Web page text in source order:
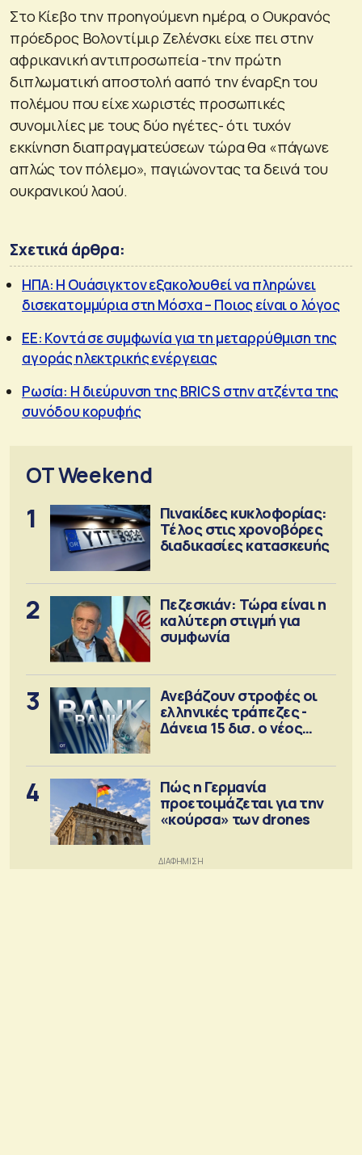
Στο Κίεβο την προηγούμενη ημέρα, ο Ουκρανός
πρόεδρος Βολοντίμιρ Ζελένσκι είχε πει στην
αφρικανική αντιπροσωπεία -την πρώτη
διπλωματική αποστολή ααπό την έναρξη του
πολέμου που είχε χωριστές προσωπικές
συνομιλίες με τους δύο ηγέτες- ότι τυχόν
εκκίνηση διαπραγματεύσεων τώρα θα «πάγωνε
απλώς τον πόλεμο», παγιώνοντας τα δεινά του
ουκρανικού λαού.
Σχετικά άρθρα:
ΗΠΑ: Η Ουάσιγκτον εξακολουθεί να πληρώνει
δισεκατομμύρια στη Μόσχα – Ποιος είναι ο λόγος
ΕΕ: Κοντά σε συμφωνία για τη μεταρρύθμιση της
αγοράς ηλεκτρικής ενέργειας
Ρωσία: Η διεύρυνση της BRICS στην ατζέντα της
συνόδου κορυφής
OT Weekend
1
Πινακίδες κυκλοφορίας:
Τέλος στις χρονοβόρες
διαδικασίες κατασκευής
2
Πεζεσκιάν: Τώρα είναι η
καλύτερη στιγμή για
συμφωνία
3
Ανεβάζουν στροφές οι
ελληνικές τράπεζες -
Δάνεια 15 δισ. ο νέος
4
Πώς η Γερμανία
προετοιμάζεται για την
«κούρσα» των drones